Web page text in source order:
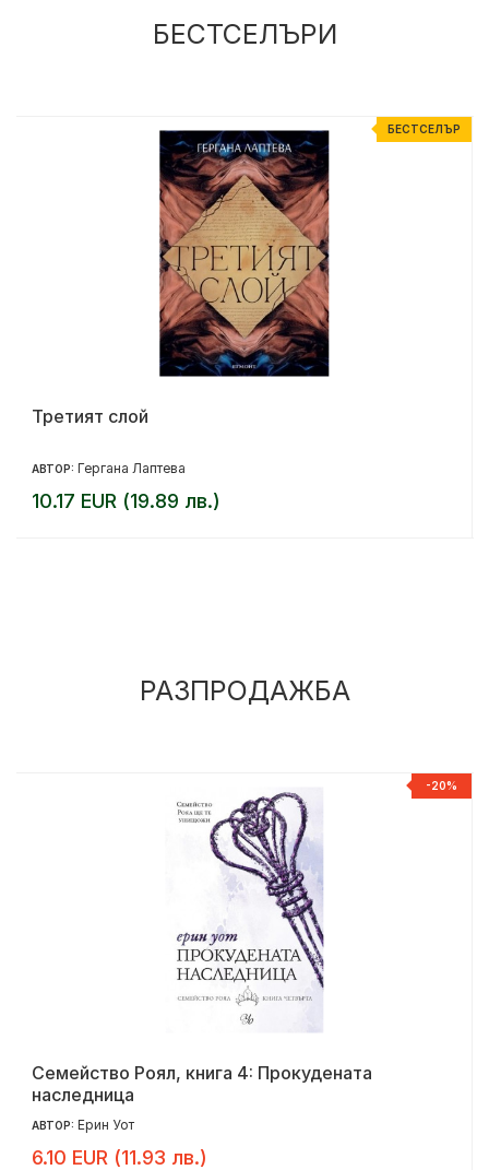
БЕСТСЕЛЪРИ
БЕСТСЕЛЪР
Третият слой
АВТОР: Гергана Лаптева
10.17 EUR (19.89 лв.)
РАЗПРОДАЖБА
-20%
Семейство Роял, книга 4: Прокудената
наследница
АВТОР: Ерин Уот
6.10 EUR (11.93 лв.)